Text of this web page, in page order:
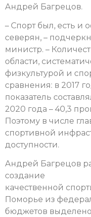
Андрей Багрецов.
– Спорт был, есть и
северян, –
министр. –
области,
физкультурой и
сравнения: в 2017
показатель
2020 года – 40,3
Поэтому в числе
спортивной
доступности.
Андрей Багрецов
создание
качественной
Поморье из
бюджетов